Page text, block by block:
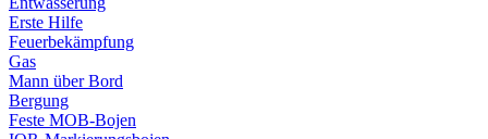
Erste Hilfe
Feuerbekämpfung
Gas
Mann über Bord
Bergung
Feste MOB-Bojen